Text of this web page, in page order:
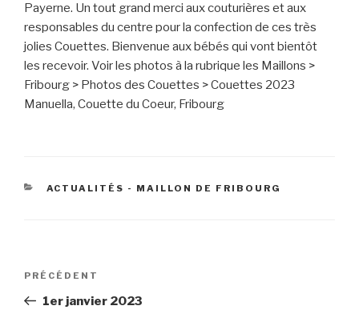
Payerne. Un tout grand merci aux couturières et aux
responsables du centre pour la confection de ces très
jolies Couettes. Bienvenue aux bébés qui vont bientôt
les recevoir. Voir les photos à la rubrique les Maillons >
Fribourg > Photos des Couettes > Couettes 2023
Manuella, Couette du Coeur, Fribourg
CATÉGORIES
ACTUALITÉS - MAILLON DE FRIBOURG
Navigation
l’article
Article
précédent
PRÉCÉDENT
1er janvier 2023